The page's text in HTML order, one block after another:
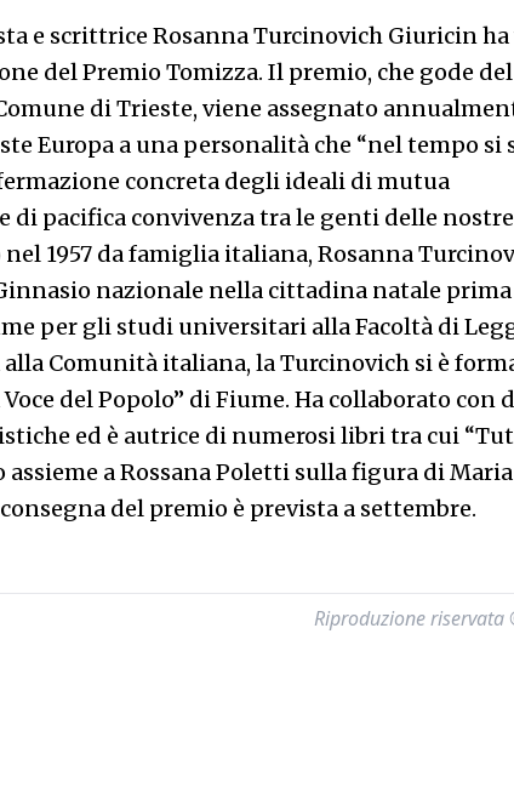
e scrittrice Rosanna Turcinovich Giuricin
del Premio Tomizza. Il premio, che gode del
di Trieste, viene assegnato
Europa a una personalità che “nel tempo si
concreta degli ideali di mutua
di pacifica convivenza tra le genti delle nostre
nel 1957 da famiglia italiana, Rosanna
nazionale nella cittadina natale
per gli studi universitari alla Facoltà di
Comunità italiana, la Turcinovich si è
del Popolo” di Fiume. Ha collaborato con
ed è autrice di numerosi libri tra cui
assieme a Rossana Poletti sulla figura di Maria
del premio è prevista a settembre.
Riproduzione riservata